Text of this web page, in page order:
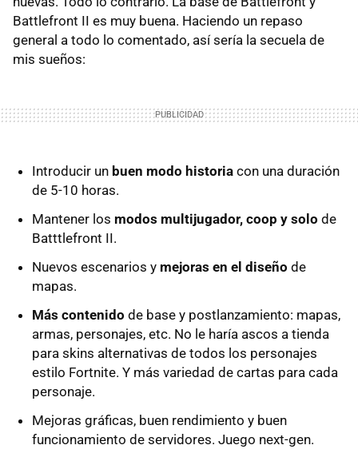
Battlefront II es muy buena. Haciendo un repaso
general a todo lo comentado, así sería la secuela de
mis sueños:
Introducir un buen modo historia con una duración
de 5-10 horas.
Mantener los modos multijugador, coop y solo de
Batttlefront II.
Nuevos escenarios y mejoras en el diseño de
mapas.
Más contenido de base y postlanzamiento: mapas,
armas, personajes, etc. No le haría ascos a tienda
para skins alternativas de todos los personajes
estilo Fortnite. Y más variedad de cartas para cada
personaje.
Mejoras gráficas, buen rendimiento y buen
funcionamiento de servidores. Juego next-gen.